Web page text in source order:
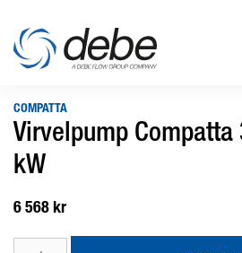
COMPATTA
Virvelpump Compatta
kW
6 568 kr